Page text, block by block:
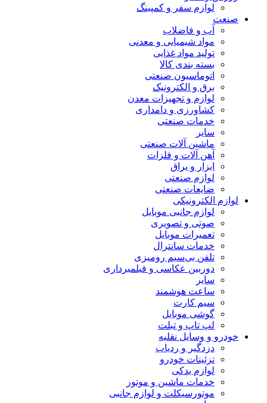
لوازم سفر و کمپینگ
صنعت
آب و فاضلاب
مواد شیمیایی و معدنی
تولید مواد غذایی
بسته بندی کالا
اتوماسیون صنعتی
برق و الکترونیک
لوازم و تجهیزات معدن
کشاورزی و دامداری
خدمات صنعتی
سایر
ماشین آلات صنعتی
آهن آلات و فلزات
ابزار و یراق
لوازم صنعتی
ضایعات صنعتی
لوازم الکترونیکی
لوازم جانبی موبایل
صوتی و تصویری
تعمیرات موبایل
خدمات سانترال
تلفن بی‌سیم رومیزی
دوربین عکاسی و فیلمبرداری
سایر
ساعت هوشمند
سیم کارت
گوشی موبایل
لپ تاپ و تبلت
خودرو و وسایل نقلیه
دزدگیر و ردیاب
تزئینات خودرو
لوازم یدکی
خدمات ماشین و موتور
موتورسیکلت و لوازم جانبی